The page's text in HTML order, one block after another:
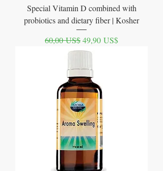
Special Vitamin D combined with
probiotics and dietary fiber | Kosher
Precio
60,00 US$Precio de oferta
49,90 US$